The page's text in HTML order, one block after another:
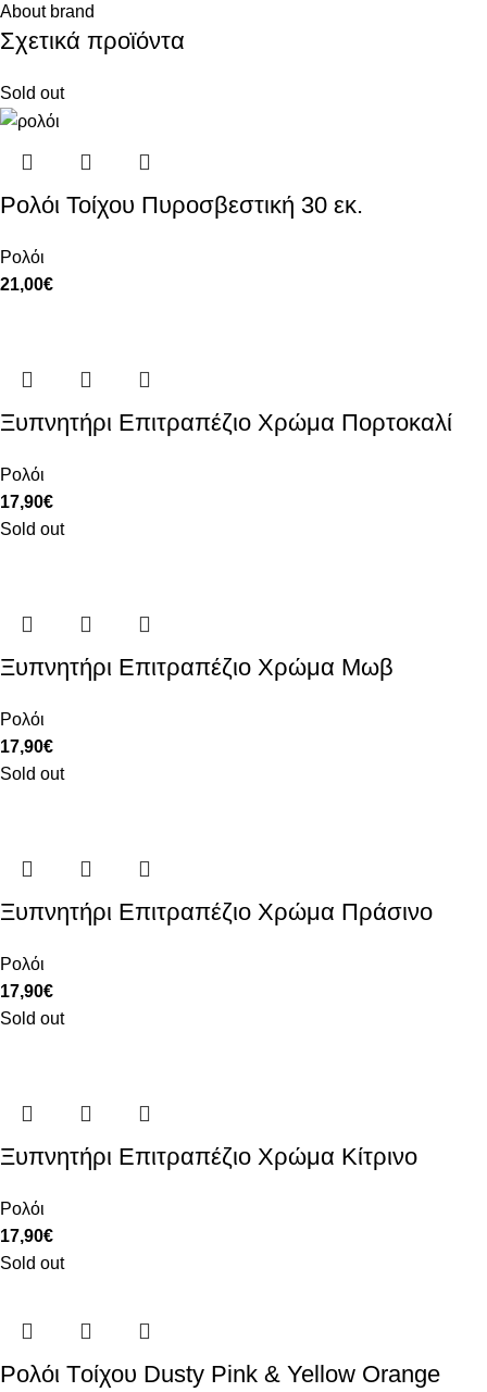
About brand
Σχετικά προϊόντα
Sold out
Ρολόι Τοίχου Πυροσβεστική 30 εκ.
Ρολόι
21,00€
Ξυπνητήρι Επιτραπέζιο Χρώμα Πορτοκαλί
Ρολόι
17,90€
Sold out
Ξυπνητήρι Επιτραπέζιο Χρώμα Μωβ
Ρολόι
17,90€
Sold out
Ξυπνητήρι Επιτραπέζιο Χρώμα Πράσινο
Ρολόι
17,90€
Sold out
Ξυπνητήρι Επιτραπέζιο Χρώμα Κίτρινο
Ρολόι
17,90€
Sold out
Ρολόι Tοίχου Dusty Pink & Yellow Orange